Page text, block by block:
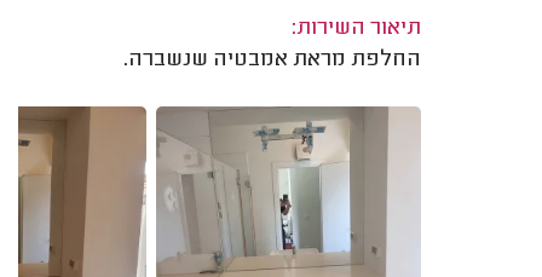
תיאור השירות:
החלפת מראת אמבטיה שנשברה.